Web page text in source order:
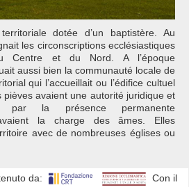
dotée d’un baptistère. Au
les circonscriptions ecclésiastiques
Centre et du Nord. A l’époque
aussi bien la communauté locale de
qui l’accueillait ou l’édifice cultuel
avaient une autorité juridique et
par la présence permanente
la charge des âmes. Elles
avec de nombreuses églises ou
da: Con il